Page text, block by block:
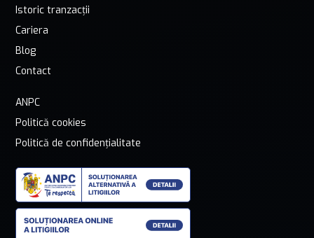
Istoric tranzacții
Cariera
Blog
Contact
ANPC
Politică cookies
Politică de confidențialitate